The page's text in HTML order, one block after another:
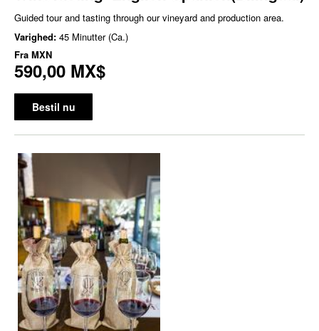
Guided tour and tasting through our vineyard and production area.
Varighed: 45 Minutter (Ca.)
Fra MXN
590,00 MX$
Bestil nu